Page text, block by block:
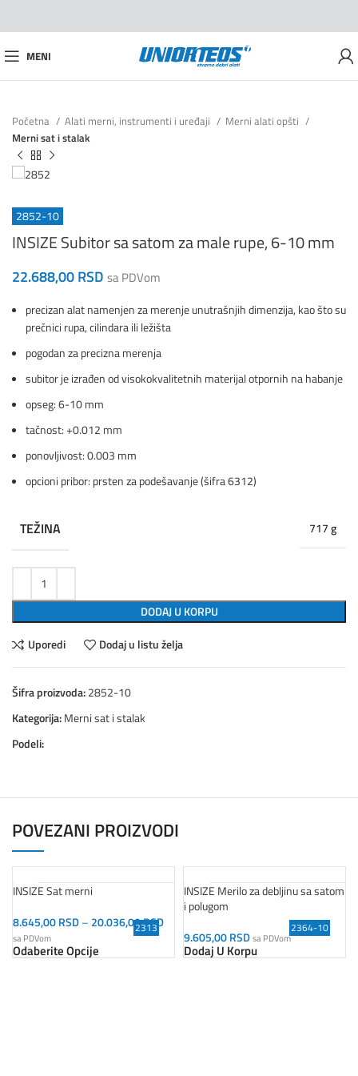
MENI
Početna Alati merni, instrumenti i uređaji
Merni alati opšti
Merni sat i stalak
2852-10
INSIZE Subitor sa satom za male rupe, 6-10 mm
22.688,00RSD sa PDVom
precizan alat namenjen za merenje unutrašnjih dimenzija, kao što su
prečnici rupa, cilindara ili ležišta
pogodan za precizna merenja
subitor je izrađen od visokokvalitetnih materijal otpornih na habanje
opseg: 6-10 mm
tačnost: +0.012 mm
ponovljivost: 0.003 mm
opcioni pribor: prsten za podešavanje (šifra 6312)
TEŽINA 717 g
DODAJ U KORPU
Uporedi
Dodaj u listu želja
Šifra proizvoda:2852-10
Kategorija:Merni sat i stalak
Podeli:
POVEZANI PROIZVODI
INSIZE Sat merni
8.645,00RSD– 20.036,00RSD
sa PDVom
Odaberite Opcije
2313
INSIZE Merilo za debljinu sa satom
i polugom
9.605,00RSDsa PDVom
Dodaj U Korpu
2364-10